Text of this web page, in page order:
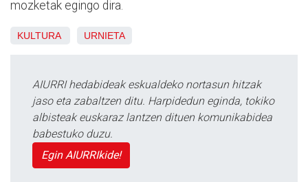
mozketak egingo dira.
KULTURA URNIETA
AIURRI hedabideak eskualdeko nortasun hitzak
jaso eta zabaltzen ditu. Harpidedun eginda, tokiko
albisteak euskaraz lantzen dituen komunikabidea
babestuko duzu.
Egin AIURRIkide!